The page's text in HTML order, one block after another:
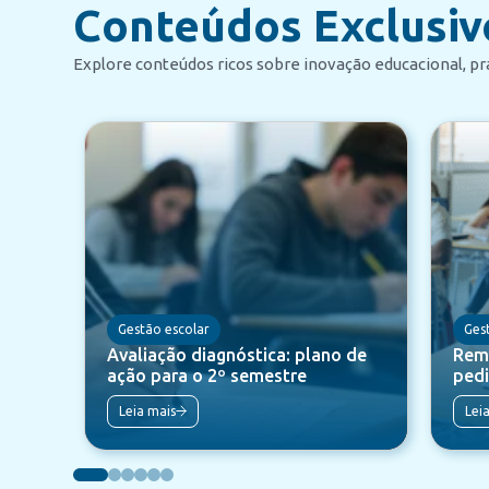
Conteúdos
Explore conteúdos ricos sobre inovação educacional,
Gestão escolar
Avaliação diagnóstica: plano de
ação para o 2º semestre
Leia mais